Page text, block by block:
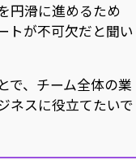
円滑に進めるため
トが不可欠だと聞い
で、チーム全体の業
ネスに役立てたいで